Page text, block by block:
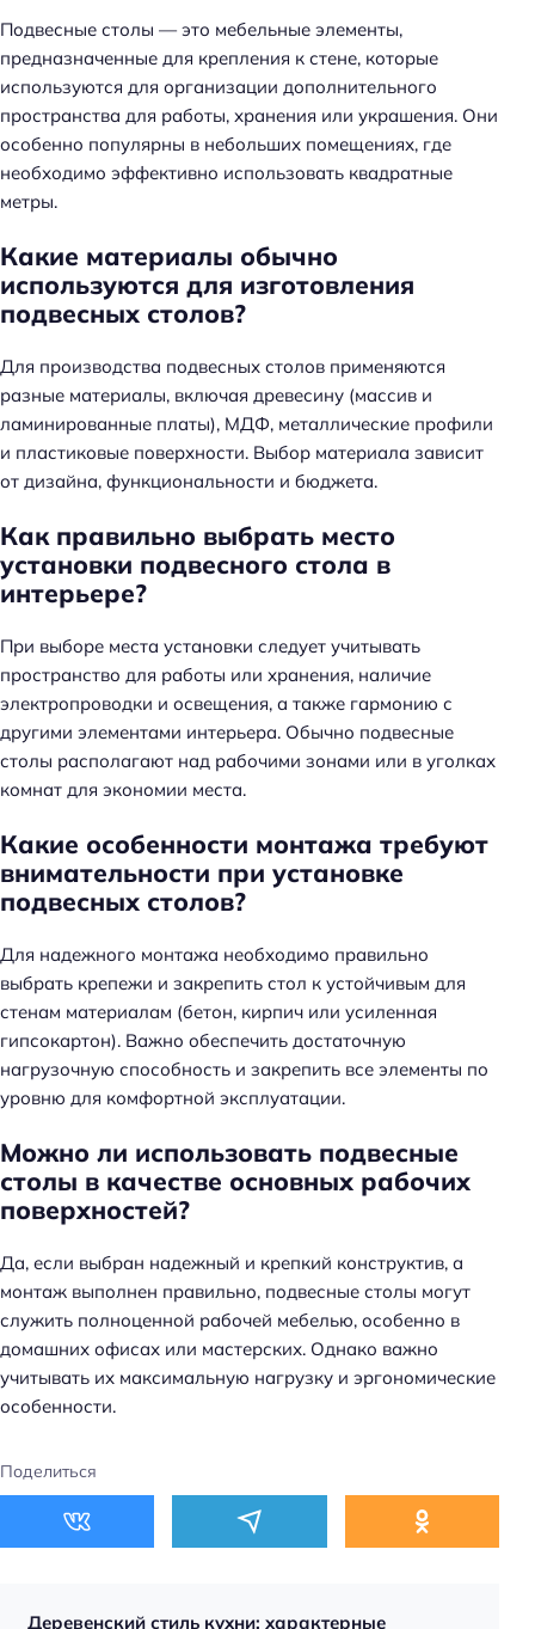
Подвесные столы — это мебельные элементы,
предназначенные для крепления к стене, которые
используются для организации дополнительного
пространства для работы, хранения или украшения. Они
особенно популярны в небольших помещениях, где
необходимо эффективно использовать квадратные
метры.
Какие материалы обычно
используются для изготовления
подвесных столов?
Для производства подвесных столов применяются
разные материалы, включая древесину (массив и
ламинированные платы), МДФ, металлические профили
и пластиковые поверхности. Выбор материала зависит
от дизайна, функциональности и бюджета.
Как правильно выбрать место
установки подвесного стола в
интерьере?
При выборе места установки следует учитывать
пространство для работы или хранения, наличие
электропроводки и освещения, а также гармонию с
другими элементами интерьера. Обычно подвесные
столы располагают над рабочими зонами или в уголках
комнат для экономии места.
Какие особенности монтажа требуют
внимательности при установке
подвесных столов?
Для надежного монтажа необходимо правильно
выбрать крепежи и закрепить стол к устойчивым для
стенам материалам (бетон, кирпич или усиленная
гипсокартон). Важно обеспечить достаточную
нагрузочную способность и закрепить все элементы по
уровню для комфортной эксплуатации.
Можно ли использовать подвесные
столы в качестве основных рабочих
поверхностей?
Да, если выбран надежный и крепкий конструктив, а
монтаж выполнен правильно, подвесные столы могут
служить полноценной рабочей мебелью, особенно в
домашних офисах или мастерских. Однако важно
учитывать их максимальную нагрузку и эргономические
особенности.
Поделиться
Деревенский стиль кухни: характерные